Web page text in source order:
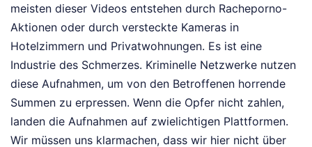
meisten dieser Videos entstehen durch Racheporno-
Aktionen oder durch versteckte Kameras in
Hotelzimmern und Privatwohnungen. Es ist eine
Industrie des Schmerzes. Kriminelle Netzwerke nutzen
diese Aufnahmen, um von den Betroffenen horrende
Summen zu erpressen. Wenn die Opfer nicht zahlen,
landen die Aufnahmen auf zwielichtigen Plattformen.
Wir müssen uns klarmachen, dass wir hier nicht über